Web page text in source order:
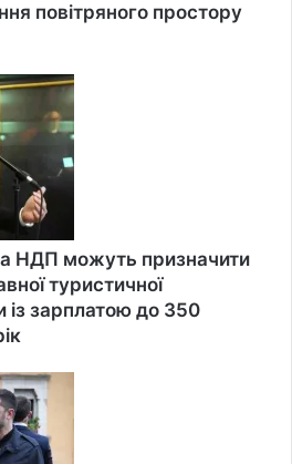
повітряного простору
НДП можуть призначити
туристичної
із зарплатою до 350